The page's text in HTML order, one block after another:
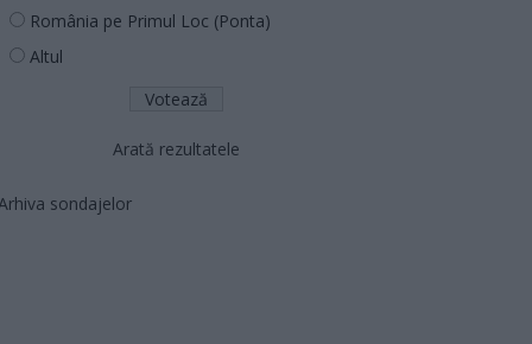
România pe Primul Loc (Ponta)
Altul
Arată rezultatele
sondajelor